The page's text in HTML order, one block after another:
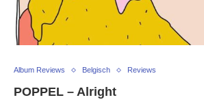
Album Reviews Belgisch Reviews
POPPEL – Alright